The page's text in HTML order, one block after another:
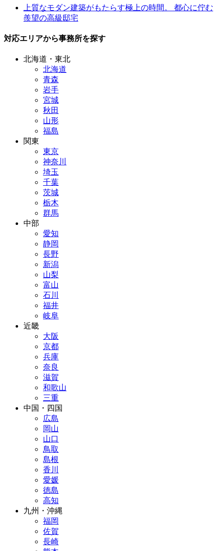
上質なモダン建築がもたらす極上の時間。 都心に佇む
羨望の高級邸宅
対応エリアから事務所を探す
北海道・東北
北海道
青森
岩手
宮城
秋田
山形
福島
関東
東京
神奈川
埼玉
千葉
茨城
栃木
群馬
中部
愛知
静岡
長野
新潟
山梨
富山
石川
福井
岐阜
近畿
大阪
京都
兵庫
奈良
滋賀
和歌山
三重
中国・四国
広島
岡山
山口
鳥取
島根
香川
愛媛
徳島
高知
九州・沖縄
福岡
佐賀
長崎